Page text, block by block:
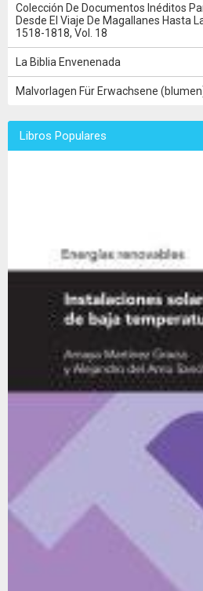
Colección De Documentos Inéditos
Desde El Viaje De Magallanes Hasta
1518-1818, Vol. 18
La Biblia Envenenada
Malvorlagen Für Erwachsene
Libros Populares